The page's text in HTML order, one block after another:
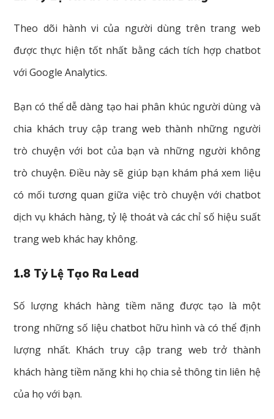
Theo dõi hành vi của người dùng trên trang web
được thực hiện tốt nhất bằng cách tích hợp chatbot
với Google Analytics.
Bạn có thể dễ dàng tạo hai phân khúc người dùng và
chia khách truy cập trang web thành những người
trò chuyện với bot của bạn và những người không
trò chuyện. Điều này sẽ giúp bạn khám phá xem liệu
có mối tương quan giữa việc trò chuyện với chatbot
dịch vụ khách hàng, tỷ lệ thoát và các chỉ số hiệu suất
trang web khác hay không.
1.8 Tỷ Lệ Tạo Ra Lead
Số lượng khách hàng tiềm năng được tạo là một
trong những số liệu chatbot hữu hình và có thể định
lượng nhất. Khách truy cập trang web trở thành
khách hàng tiềm năng khi họ chia sẻ thông tin liên hệ
của họ với bạn.